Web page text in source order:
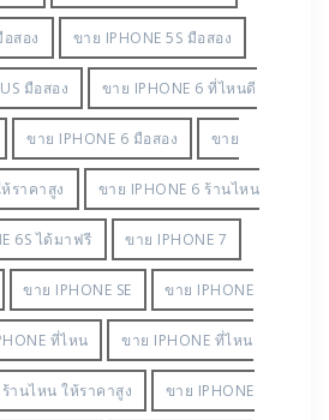
สอง ขาย IPHONE 5S มือสอง
มือสอง ขาย IPHONE 6 ที่ไหนดี
ขาย IPHONE 6 มือสอง ขาย
ราคาสูง ขาย IPHONE 6 ร้านไหน
6S ได้มาฟรี ขาย IPHONE 7
ขาย IPHONE SE ขาย IPHONE
ที่ไหน ขาย IPHONE ที่ไหน
านไหน ให้ราคาสูง ขาย IPHONE